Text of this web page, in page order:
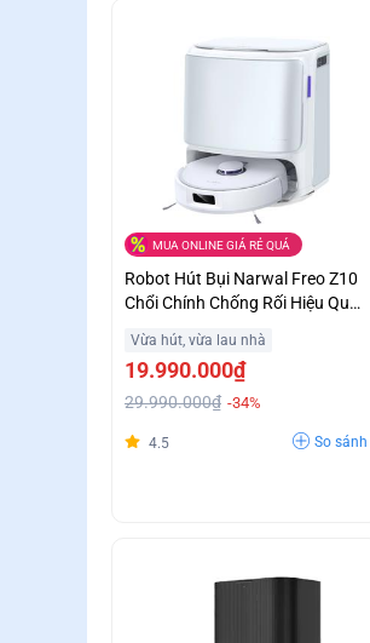
MUA ONLINE GIÁ RẺ QUÁ
Robot Hút Bụi Narwal Freo Z10
Chổi Chính Chống Rối Hiệu Quả
Vừa hút, vừa lau nhà
19.990.000₫
29.990.000₫ -34%
4.5 So sánh